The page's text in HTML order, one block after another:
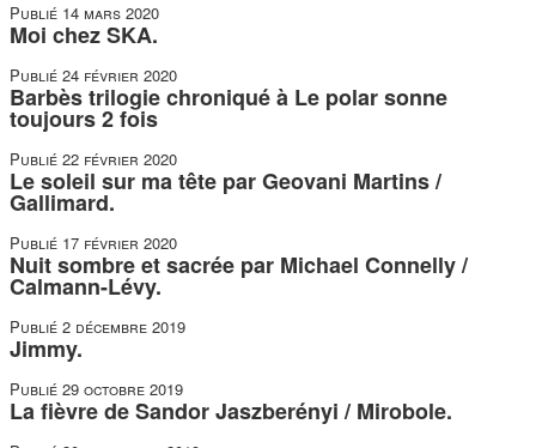
Publié 14 mars 2020
Moi chez SKA.
Publié 24 février 2020
Barbès trilogie chroniqué à Le polar sonne
toujours 2 fois
Publié 22 février 2020
Le soleil sur ma tête par Geovani Martins /
Gallimard.
Publié 17 février 2020
Nuit sombre et sacrée par Michael Connelly /
Calmann-Lévy.
Publié 2 décembre 2019
Jimmy.
Publié 29 octobre 2019
La fièvre de Sandor Jaszberényi / Mirobole.